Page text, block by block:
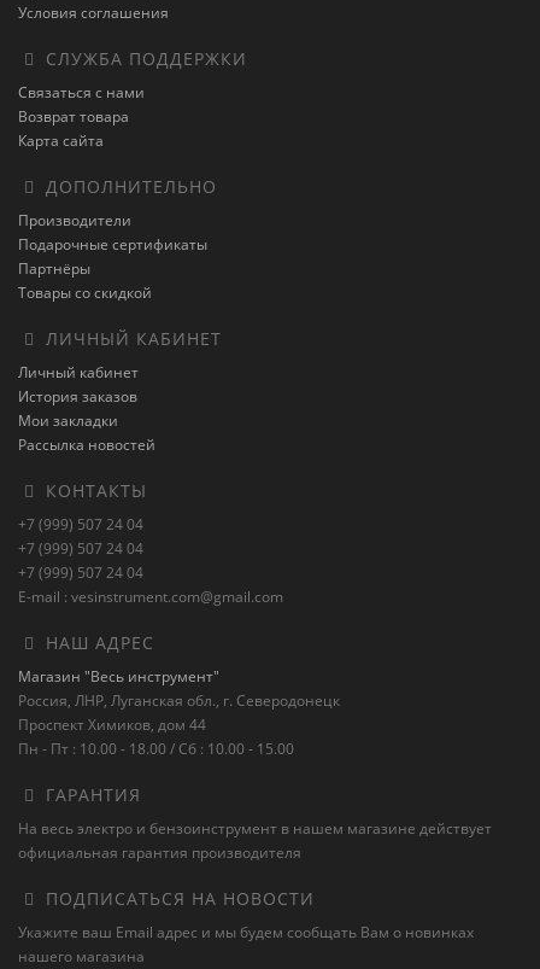
Условия соглашения
СЛУЖБА ПОДДЕРЖКИ
Связаться с нами
Возврат товара
Карта сайта
ДОПОЛНИТЕЛЬНО
Производители
Подарочные сертификаты
Партнёры
Товары со скидкой
ЛИЧНЫЙ КАБИНЕТ
Личный кабинет
История заказов
Мои закладки
Рассылка новостей
КОНТАКТЫ
+7 (999) 507 24 04
+7 (999) 507 24 04
+7 (999) 507 24 04
E-mail : vesinstrument.com@gmail.com
НАШ АДРЕС
Магазин "Весь инструмент"
Россия, ЛНР, Луганская обл., г. Северодонецк
Проспект Химиков, дом 44
Пн - Пт : 10.00 - 18.00 / Сб : 10.00 - 15.00
ГАРАНТИЯ
На весь электро и бензоинструмент в нашем магазине действует
официальная гарантия производителя
ПОДПИСАТЬСЯ НА НОВОСТИ
Укажите ваш Email адрес и мы будем сообщать Вам о новинках
нашего магазина